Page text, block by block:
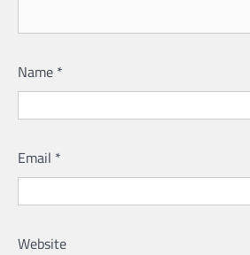
Name *
Email *
Website